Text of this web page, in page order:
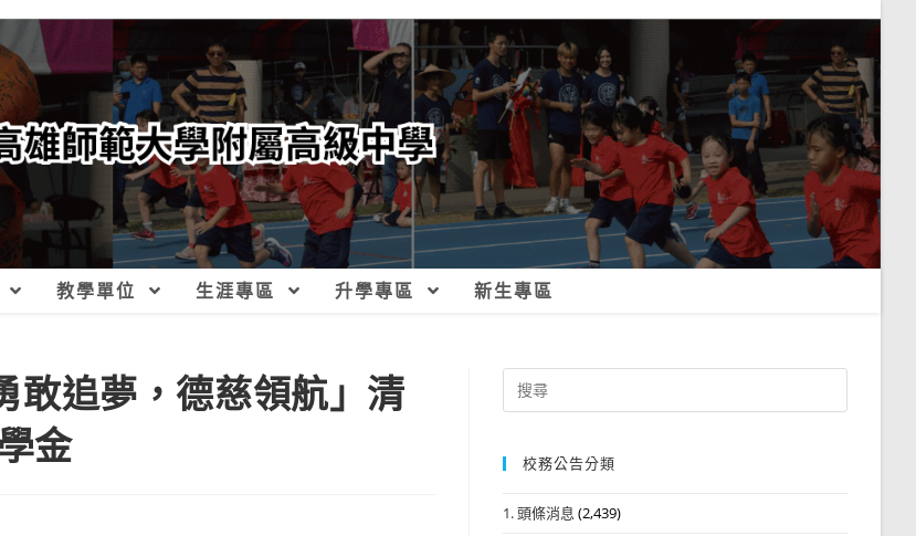
教學單位 生涯專區 升學專區 新生專區
敢追夢，德慈領航」清
金
Search
for:
校務公告分類
1. 頭條消息 (2,439)